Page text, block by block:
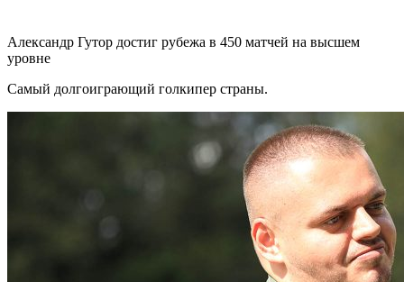
Александр Гутор достиг рубежа в 450 матчей на высшем
уровне
Самый долгоиграющий голкипер страны.